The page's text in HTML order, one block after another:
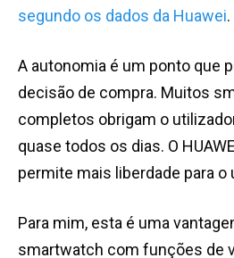
segundo os dados da Huawei.
A autonomia é um ponto que
decisão de compra. Muitos
completos obrigam o
quase todos os dias. O
permite mais liberdade para o
Para mim, esta é uma
smartwatch com funções de